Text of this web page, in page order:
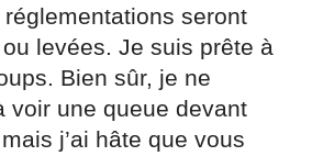
seront
levées. Je suis prête à
Bien sûr, je ne
voir une queue devant
j’ai hâte que vous